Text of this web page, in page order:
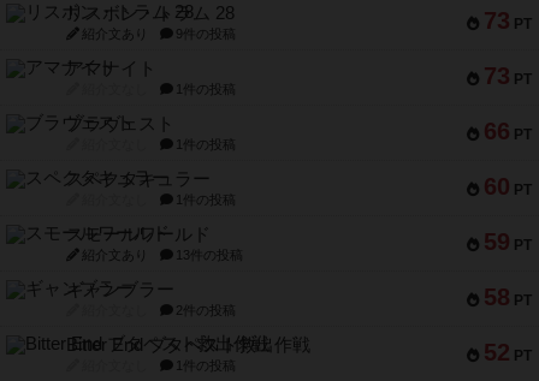
73 PT
リスボン・トラム 28
紹介文あり 9件の投稿
73 PT
アマナイト
1件の投稿
66 PT
ブラヴェスト
1件の投稿
60 PT
スペクタキュラー
1件の投稿
59 PT
スモールワールド
紹介文あり 13件の投稿
58 PT
ギャンブラー
2件の投稿
52 PT
Bitter End ブタペスト救出作戦
1件の投稿